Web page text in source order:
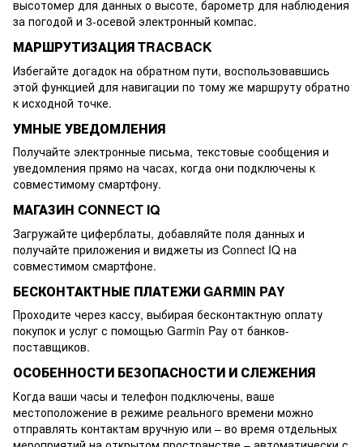
высотомер для данных о высоте, барометр для наблюдения
за погодой и 3-осевой электронный компас.
МАРШРУТИЗАЦИЯ TRACBACK
Избегайте догадок на обратном пути, воспользовавшись
этой функцией для навигации по тому же маршруту обратно
к исходной точке.
УМНЫЕ УВЕДОМЛЕНИЯ
Получайте электронные письма, текстовые сообщения и
уведомления прямо на часах, когда они подключены к
совместимому смартфону.
МАГАЗИН CONNECT IQ
Загружайте циферблаты, добавляйте поля данных и
получайте приложения и виджеты из Connect IQ на
совместимом смартфоне.
БЕСКОНТАКТНЫЕ ПЛАТЕЖИ GARMIN PAY
Проходите через кассу, выбирая бесконтактную оплату
покупок и услуг с помощью Garmin Pay от банков-
поставщиков.
ОСОБЕННОСТИ БЕЗОПАСНОСТИ И СЛЕЖЕНИЯ
Когда ваши часы и телефон подключены, ваше
местоположение в режиме реального времени можно
отправлять контактам вручную или – во время отдельных